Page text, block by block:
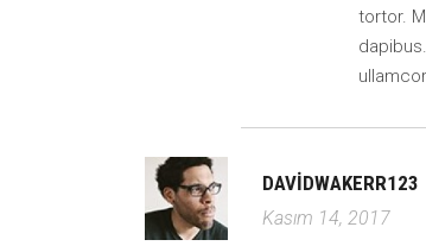
tortor.
DAVIDWAKERR123
Kasım 14, 2017